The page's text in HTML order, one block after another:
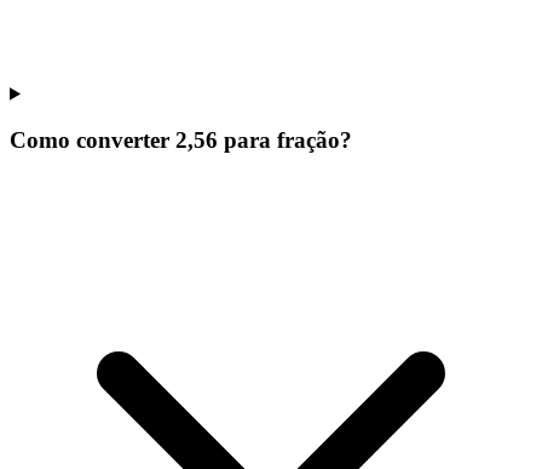
Como converter 2,56 para fração?